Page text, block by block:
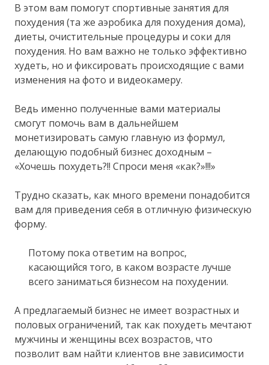
В этом вам помогут спортивные занятия для
похудения (та же аэробика для похудения дома),
диеты, очистительные процедуры и соки для
похудения. Но вам важно не только эффективно
худеть, но и фиксировать происходящие с вами
изменения на фото и видеокамеру.
Ведь именно полученные вами материалы
смогут помочь вам в дальнейшем
монетизировать самую главную из формул,
делающую подобный бизнес доходным –
«Хочешь похудеть?!! Спроси меня «как?»!!!»
Трудно сказать, как много времени понадобится
вам для приведения себя в отличную физическую
форму.
Потому пока ответим на вопрос,
касающийся того, в каком возрасте лучше
всего заниматься бизнесом на похудении.
А предлагаемый бизнес не имеет возрастных и
половых ограничений, так как похудеть мечтают
мужчины и женщины всех возрастов, что
позволит вам найти клиентов вне зависимости